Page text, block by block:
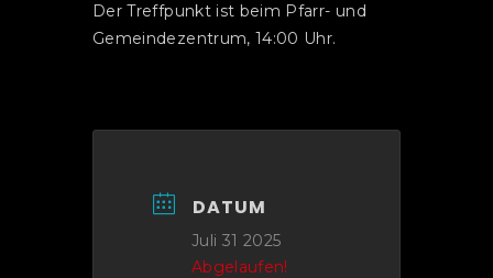
Der Treffpunkt ist beim Pfarr- und
Gemeindezentrum, 14:00 Uhr.
DATUM
Juli 31 2025
Abgelaufen!